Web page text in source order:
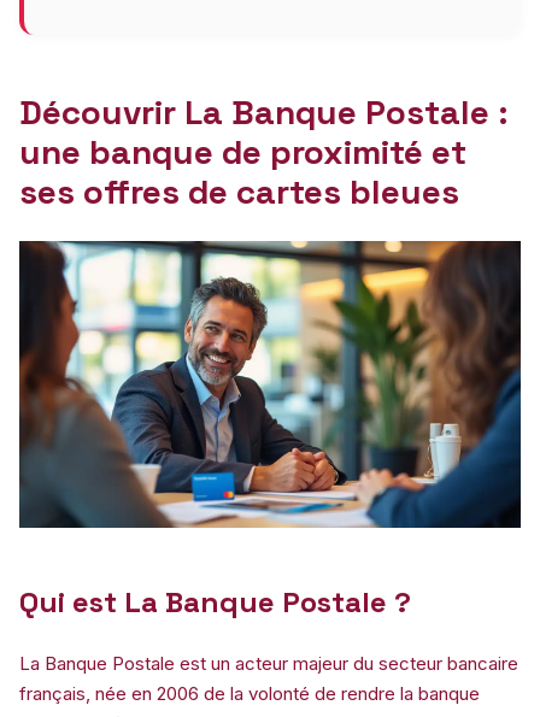
Découvrir La Banque Postale :
une banque de proximité et
ses offres de cartes bleues
Qui est La Banque Postale ?
La Banque Postale est un acteur majeur du secteur bancaire
français, née en 2006 de la volonté de rendre la banque